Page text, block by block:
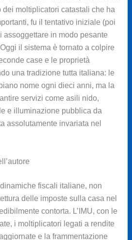
moltiplicatori catastali che ha
fu il tentativo iniziale (poi
assoggettare in modo pesante
il sistema è tornato a colpire
case e le proprietà
una tradizione tutta italiana: le
nome ogni dieci anni, ma la
servizi come asili nido,
e illuminazione pubblica da
assolutamente invariata nel
fiscali italiane, non
delle imposte sulla casa nel
contorta. L’IMU, con le
i moltiplicatori legati a rendite
e la frammentazione